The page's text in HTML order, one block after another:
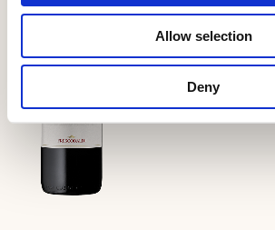
Allow selection
Deny
凝縮感、フルーティ、柔
らかさ
詳しく見る